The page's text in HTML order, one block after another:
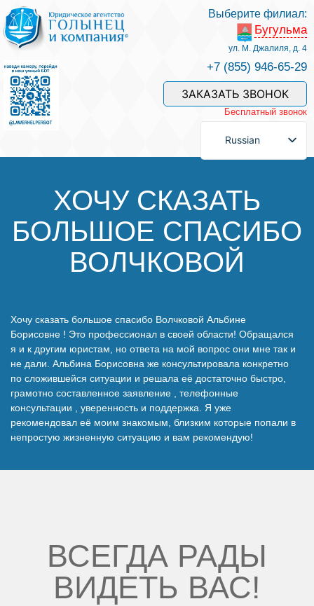
Услуги и наши специалисты
Оплата услуг
Задать вопрос
Отзывы
Полезные статьи
Наши победы
Видео о нас
Выберите филиал:
Бугульма
ул. М. Джалиля, д. 4
+7 (855) 946-65-29
ЗАКАЗАТЬ ЗВОНОК
Бесплатный звонок
Russian
ХОЧУ СКАЗАТЬ
БОЛЬШОЕ СПАСИБО
ВОЛЧКОВОЙ
Хочу сказать большое спасибо Волчковой Альбине
Борисовне ! Это профессионал в своей области! Обращался
я и к другим юристам, но ответа на мой вопрос они мне так и
не дали. Альбина Борисовна же консультировала конкретно
по сложившейся ситуации и решала её достаточно быстро,
грамотно составленное заявление , телефонные
консультации , уверенность и поддержка. Я уже
рекомендовал её моим знакомым, близким которые попали в
непростую жизненную ситуацию и вам рекомендую!
ВСЕГДА РАДЫ
ВИДЕТЬ ВАС!